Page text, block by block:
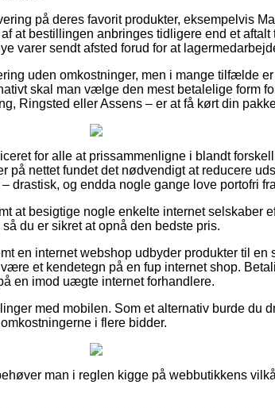
på deres favorit produkter, eksempelvis
at bestillingen anbringes tidligere end et aftalt
varer sendt afsted forud for at
uden omkostninger, men i mange tilfælde
skal man vælge den mest betalelige form
Ringsted eller Assens – er at få kørt din
for alle at prissammenligne i blandt
på nettet fundet det nødvendigt at reducere
drastisk, og endda nogle gange love portofri
at besigtige nogle enkelte internet selskaber
du er sikret at opnå den bedste pris.
en internet webshop udbyder produkter til en
et kendetegn på en fup internet shop.
en imod uægte internet forhandlere.
med mobilen. Som et alternativ burde du
i flere bidder.
man i reglen kigge på webbutikkens